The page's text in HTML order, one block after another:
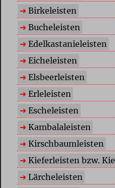
Birkeleisten
Bucheleisten
Edelkastanieleisten
Eicheleisten
Elsbeerleisten
Erleleisten
Escheleisten
Kambalaleisten
Kirschbaumleisten
Kieferleisten bzw.
Lärcheleisten